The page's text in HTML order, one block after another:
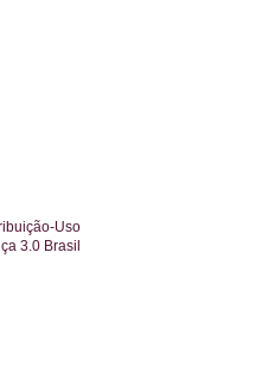
Uso
3.0 Brasil